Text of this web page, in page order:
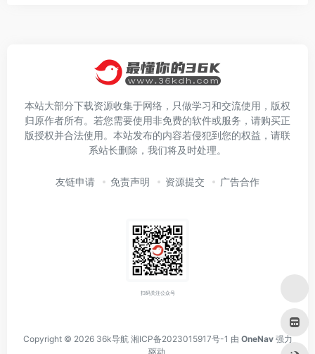
本站大部分下载资源收集于网络，只做学习和交流使用，版权
归原作者所有。若您需要使用非免费的软件或服务，请购买正
版授权并合法使用。本站发布的内容若侵犯到您的权益，请联
系站长删除，我们将及时处理。
友链申请 免责声明 资源提交 广告合作
扫码关注公众号
Copyright © 2026 36k导航 湘ICP备2023015917号-1 由 OneNav 强力
驱动